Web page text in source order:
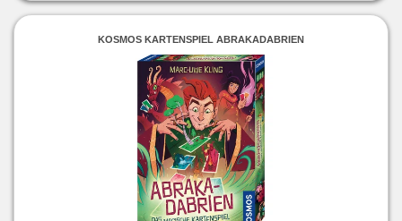
KOSMOS KARTENSPIEL ABRAKADABRIEN